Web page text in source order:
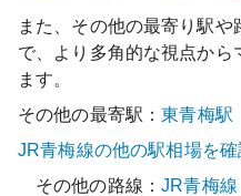
また、その他の最寄り駅や
で、より多角的な視点から
ます。
その他の最寄駅：東青梅駅
JR青梅線の他の駅相場を確
その他の路線：JR青梅線